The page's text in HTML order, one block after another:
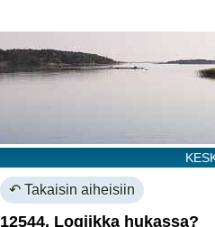
↶ Takaisin aiheisiin
12544. Logiikka hukassa?